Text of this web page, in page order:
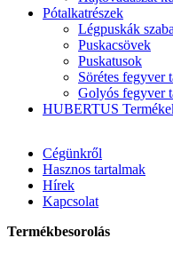
Pótalkatrészek
Légpuskák
Puskacsövek
Puskatusok
Sörétes fegyver
Golyós fegyver
HUBERTUS
Cégünkről
Hasznos tartalmak
Hírek
Kapcsolat
Termékbesorolás